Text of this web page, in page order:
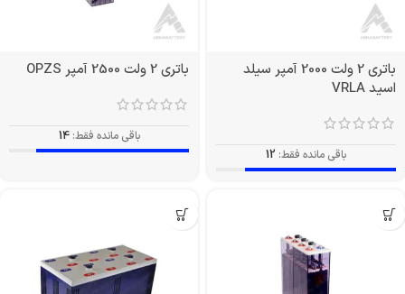
باتری 2 ولت 2000 آمپر سیلد
اسید VRLA
باقی مانده فقط: 12
باتری 2 ولت 2500 آمپر OPZS
باقی مانده فقط: 14